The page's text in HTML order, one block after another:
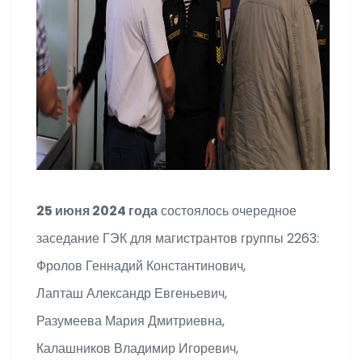
25 июня 2024 годасостоялось очередное
заседание ГЭК для магистрантов группы 2263:
Фролов Геннадий Константинович,
Лапташ Александр Евгеньевич,
Разумеева Мария Дмитриевна,
Калашников Владимир Игоревич,